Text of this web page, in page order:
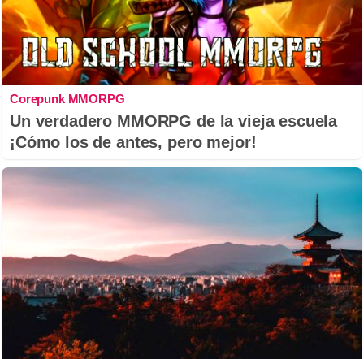
Corepunk MMORPG
Un verdadero MMORPG de la vieja escuela
¡Cómo los de antes, pero mejor!